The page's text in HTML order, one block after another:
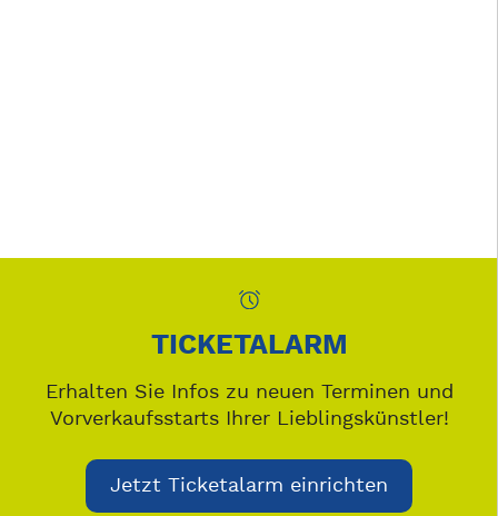
TICKETALARM
Erhalten Sie Infos zu neuen Terminen und
Vorverkaufsstarts Ihrer Lieblingskünstler!
Jetzt Ticketalarm einrichten